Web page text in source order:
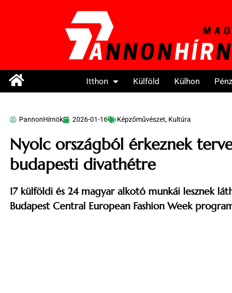
Itthon Külföld Külhon
PannonHírnök 2026-01-16 Képzőművészet, Kultúra
Nyolc országból érkeznek
budapesti divathétre
17 külföldi és 24 magyar alkotó munkái lesznek
Budapest Central European Fashion Week